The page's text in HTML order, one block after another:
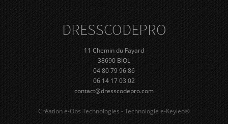
DRESSCODEPRO
11 Chemin du Fayard
38690 BIOL
04 80 79 96 86
06 14 17 03 02
contact@dresscodepro.com
Création e-Obs Technologies - Technologie e-Keyleo®